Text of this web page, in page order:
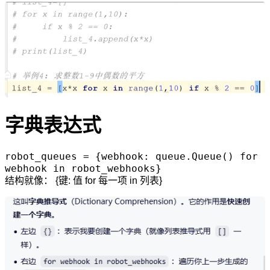
字典表达式
robot_queues = {webhook: queue.Queue() for
webhook in robot_webhooks}
结构就像： {键: 值 for 每一项 in 列表}